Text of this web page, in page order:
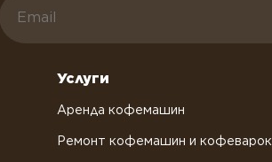
Услуги
Аренда кофемашин
Ремонт кофемашин и кофеварок